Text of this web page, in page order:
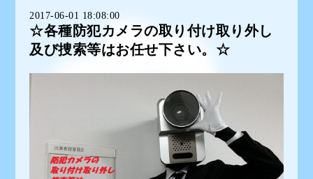
2017-06-01 18:08:00
☆各種防犯カメラの取り付け取り外し
及び捜索等はお任せ下さい。☆